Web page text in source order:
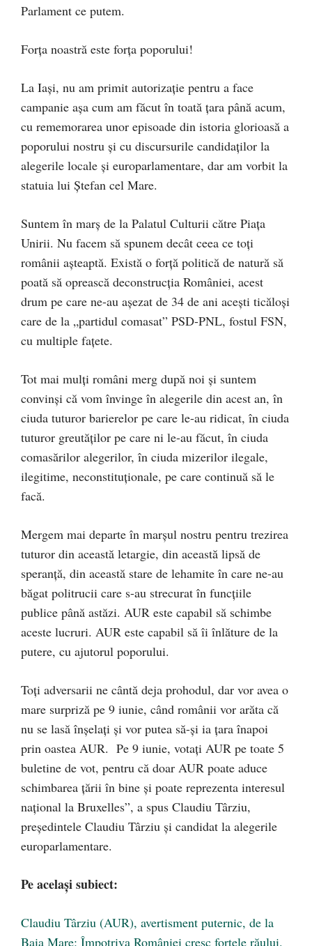
Parlament ce putem.
Forța noastră este forța poporului!
La Iași, nu am primit autorizație pentru a face
campanie așa cum am făcut în toată țara până acum,
cu rememorarea unor episoade din istoria glorioasă a
poporului nostru și cu discursurile candidaților la
alegerile locale și europarlamentare, dar am vorbit la
statuia lui Ștefan cel Mare.
Suntem în marș de la Palatul Culturii către Piața
Unirii. Nu facem să spunem decât ceea ce toți
românii așteaptă. Există o forță politică de natură să
poată să oprească deconstrucția României, acest
drum pe care ne-au așezat de 34 de ani acești ticăloși
care de la „partidul comasat” PSD-PNL, fostul FSN,
cu multiple fațete.
Tot mai mulți români merg după noi și suntem
convinși că vom învinge în alegerile din acest an, în
ciuda tuturor barierelor pe care le-au ridicat, în ciuda
tuturor greutăților pe care ni le-au făcut, în ciuda
comasărilor alegerilor, în ciuda mizerilor ilegale,
ilegitime, neconstituționale, pe care continuă să le
facă.
Mergem mai departe în marșul nostru pentru trezirea
tuturor din această letargie, din această lipsă de
speranță, din această stare de lehamite în care ne-au
băgat politrucii care s-au strecurat în funcțiile
publice până astăzi. AUR este capabil să schimbe
aceste lucruri. AUR este capabil să îi înlăture de la
putere, cu ajutorul poporului.
Toți adversarii ne cântă deja prohodul, dar vor avea o
mare surpriză pe 9 iunie, când românii vor arăta că
nu se lasă înșelați și vor putea să-și ia țara înapoi
prin oastea AUR. Pe 9 iunie, votați AUR pe toate 5
buletine de vot, pentru că doar AUR poate aduce
schimbarea țării în bine și poate reprezenta interesul
național la Bruxelles”, a spus Claudiu Târziu,
președintele Claudiu Târziu și candidat la alegerile
europarlamentare.
Pe același subiect:
Claudiu Târziu (AUR), avertisment puternic, de la
Baia Mare: Împotriva României cresc forțele răului.